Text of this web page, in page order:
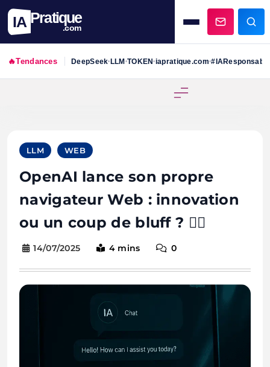
IA Pratique
.com
🔥Tendances DeepSeek•LLM•TOKEN•iapratique.com•#IAResponsable
LLM WEB
OpenAI lance son propre
navigateur Web : innovation
ou un coup de bluff ? 🕵️‍♀️
14/07/2025 4 mins 0